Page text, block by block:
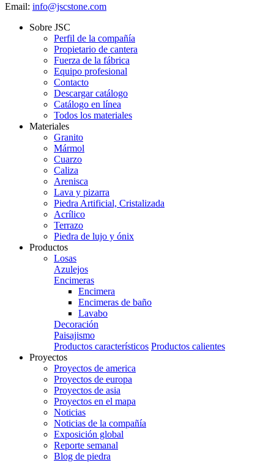
Email: info@jscstone.com
Sobre JSC
Perfil de la compañía
Propietario de cantera
Fuerza de la fábrica
Equipo profesional
Contacto
Descargar catálogo
Catálogo en línea
Todos los materiales
Materiales
Granito
Mármol
Cuarzo
Caliza
Arenisca
Lava y pizarra
Piedra Artificial, Cristalizada
Acrílico
Terrazo
Piedra de lujo y ónix
Productos
Losas
Azulejos
Encimeras
Encimera
Encimeras de baño
Lavabo
Decoración
Paisajismo
Productos característicos Productos calientes
Proyectos
Proyectos de america
Proyectos de europa
Proyectos de asia
Proyectos en el mapa
Noticias
Noticias de la compañía
Exposición global
Reporte semanal
Blog de piedra